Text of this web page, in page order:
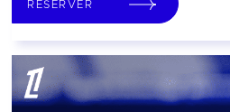
RÉSERVER